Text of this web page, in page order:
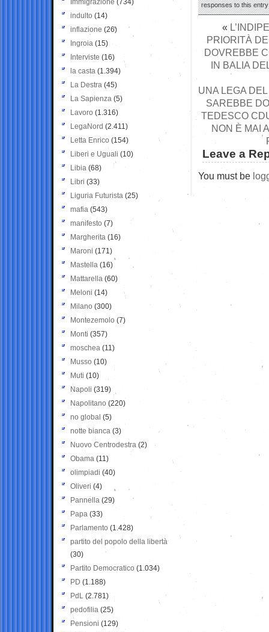
responses to this
«
PRIORITÀ
DOVREBBE
IN BALIA
UNA LEGA
SAREBBE
TEDESCO
NON È MAI
Leave a
You must be
Immigrazione (734)
indulto (14)
inflazione (26)
Ingroia (15)
Interviste (16)
la casta (1.394)
La Destra (45)
La Sapienza (5)
Lavoro (1.316)
LegaNord (2.411)
Letta Enrico (154)
Liberi e Uguali (10)
Libia (68)
Libri (33)
Liguria Futurista (25)
mafia (543)
manifesto (7)
Margherita (16)
Maroni (171)
Mastella (16)
Mattarella (60)
Meloni (14)
Milano (300)
Montezemolo (7)
Monti (357)
moschea (11)
Musso (10)
Muti (10)
Napoli (319)
Napolitano (220)
no global (5)
notte bianca (3)
Nuovo Centrodestra (2)
Obama (11)
olimpiadi (40)
Oliveri (4)
Pannella (29)
Papa (33)
Parlamento (1.428)
partito del popolo della libertà
(30)
Partito Democratico (1.034)
PD (1.188)
PdL (2.781)
pedofilia (25)
Pensioni (129)